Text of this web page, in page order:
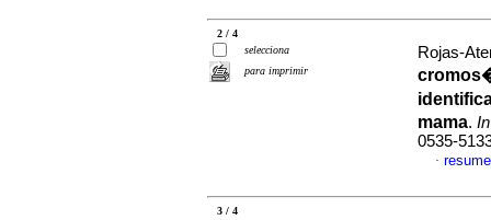
2 / 4
selecciona
para imprimir
Rojas-
mama.
0535-
·
3 / 4